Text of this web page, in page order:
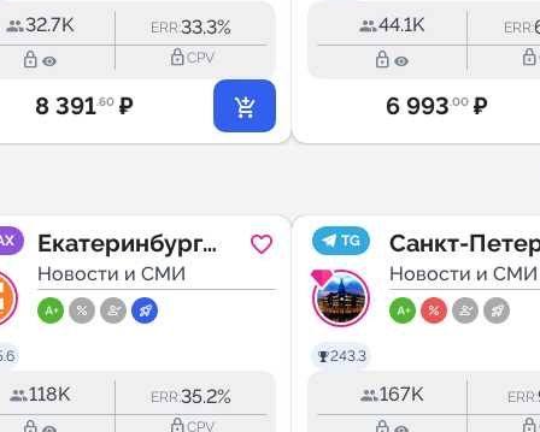
32.7K ERR:33.3%
lock_outline lock_outlineCPV
8 391.60 ₽
44.1K ERR:
lock_outline lock_outline
6 993.00 ₽
Екатеринбург
Первый
Новости и СМИ
118K ERR:35.2%
lock_outlineCPV
TG
243.3
Санкт-
| Питер
Новости и СМИ
167K ERR:
lock_outline